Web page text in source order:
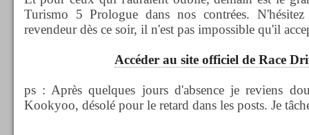
Turismo 5 Prologue dans nos contrées.
revendeur dès ce soir, il n'est pas impossible qu'il
Accéder au site officiel de Race
ps : Après quelques jours d'absence je reviens
Kookyoo, désolé pour le retard dans les posts. Je